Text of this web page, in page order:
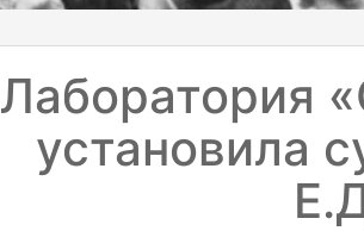
Лаборатория
установила